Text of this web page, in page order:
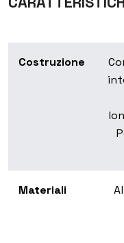
Costruzione
Materiali